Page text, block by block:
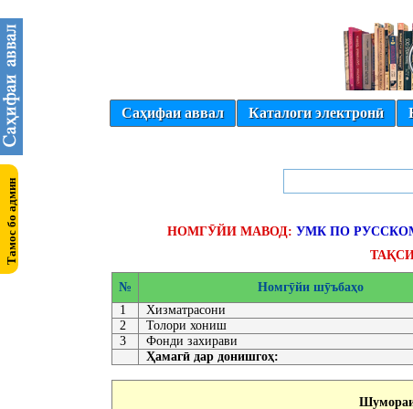
Саҳифаи аввал Каталоги электронӣ
НОМГӮЙИ МАВОД: УМК ПО
№ Номгӯйи шӯъбаҳо
1
Хизматрасони
2
Толори хониш
3
Фонди захирави
Ҳамагӣ дар донишгоҳ:
Шумораи